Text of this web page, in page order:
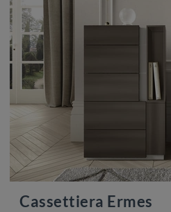
Cassettiera Ermes